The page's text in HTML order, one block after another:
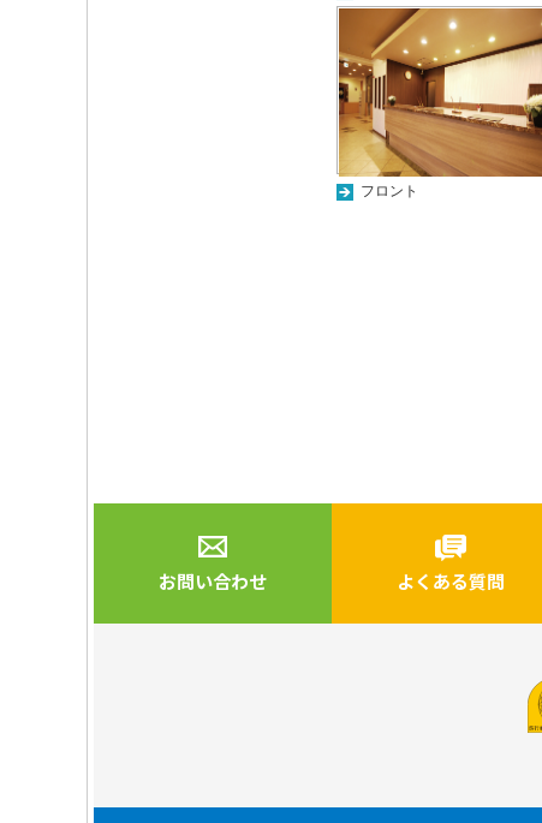
フロント
お問い合わせ よくある質問